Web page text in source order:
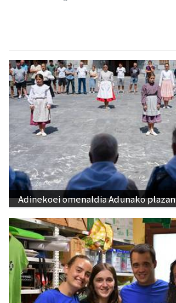
Adinekoei omenaldia Adunako plazan